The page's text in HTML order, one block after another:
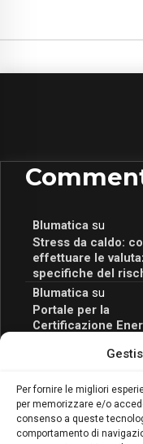
Per fornire le migliori
per memorizzare e/o
consenso a queste
comportamento di
Blumaticasu
Stress da caldo:
effettuare le
specifiche del
Blumaticasu
Portale per la
Certificazione
scopri il Corso
Blumaticasu
Coordinatore della
Sicurezza: cosa è
richiesto per